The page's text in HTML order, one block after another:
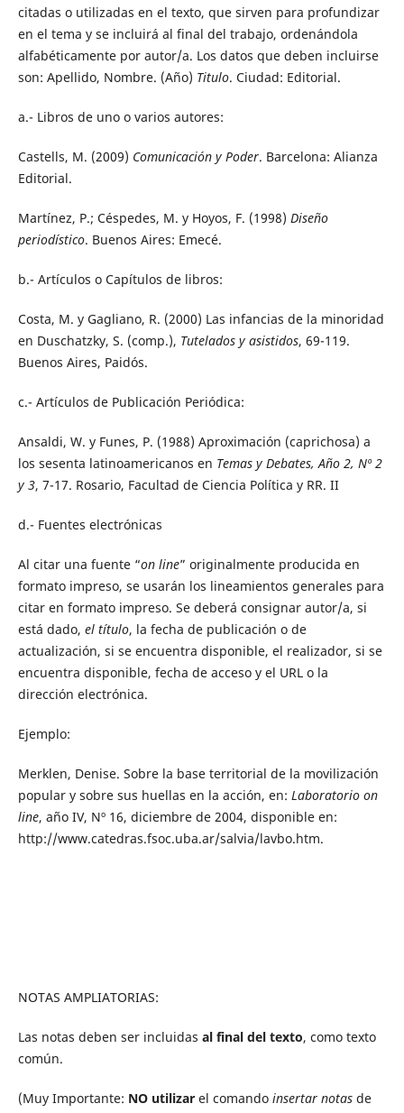
citadas o utilizadas en el texto, que sirven para profundizar
en el tema y se incluirá al final del trabajo, ordenándola
alfabéticamente por autor/a. Los datos que deben incluirse
son: Apellido, Nombre. (Año) Titulo. Ciudad: Editorial.
a.- Libros de uno o varios autores:
Castells, M. (2009) Comunicación y Poder. Barcelona: Alianza
Editorial.
Martínez, P.; Céspedes, M. y Hoyos, F. (1998) Diseño
periodístico. Buenos Aires: Emecé.
b.- Artículos o Capítulos de libros:
Costa, M. y Gagliano, R. (2000) Las infancias de la minoridad
en Duschatzky, S. (comp.), Tutelados y asistidos, 69-119.
Buenos Aires, Paidós.
c.- Artículos de Publicación Periódica:
Ansaldi, W. y Funes, P. (1988) Aproximación (caprichosa) a
los sesenta latinoamericanos en Temas y Debates, Año 2, Nº 2
y 3, 7-17. Rosario, Facultad de Ciencia Política y RR. II
d.- Fuentes electrónicas
Al citar una fuente “on line” originalmente producida en
formato impreso, se usarán los lineamientos generales para
citar en formato impreso. Se deberá consignar autor/a, si
está dado, el título, la fecha de publicación o de
actualización, si se encuentra disponible, el realizador, si se
encuentra disponible, fecha de acceso y el URL o la
dirección electrónica.
Ejemplo:
Merklen, Denise. Sobre la base territorial de la movilización
popular y sobre sus huellas en la acción, en: Laboratorio on
line, año IV, Nº 16, diciembre de 2004, disponible en:
http://www.catedras.fsoc.uba.ar/salvia/lavbo.htm.
NOTAS AMPLIATORIAS:
Las notas deben ser incluidas al final del texto, como texto
común.
(Muy Importante: NO utilizarel comando insertar notasde